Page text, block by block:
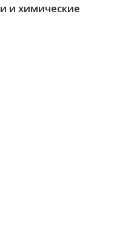
и химические